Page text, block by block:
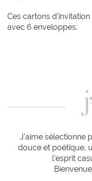
Ces cartons
J'aime sélectionne
douce et poétique,
l'esprit